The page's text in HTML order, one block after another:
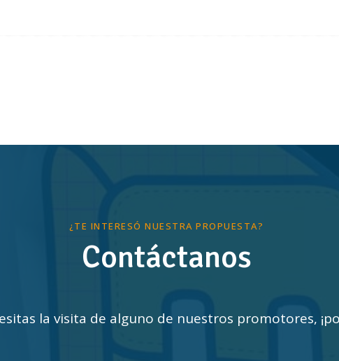
¿TE INTERESÓ NUESTRA PROPUESTA?
Contáctanos
la visita de alguno de nuestros promotores,